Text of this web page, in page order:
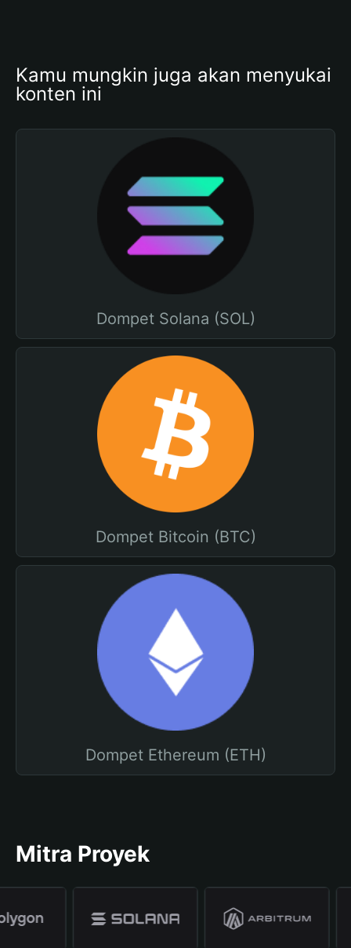
Kamu mungkin juga akan menyukai
konten ini
Dompet Solana (SOL)
Dompet Bitcoin (BTC)
Dompet Ethereum (ETH)
Mitra Proyek